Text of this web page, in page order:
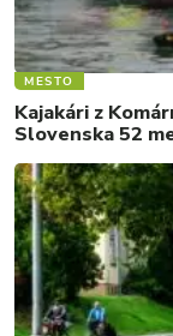
MESTO
Kajakári z
Slovenska 52